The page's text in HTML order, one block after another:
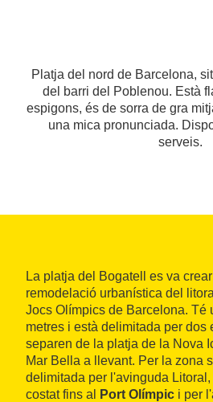
Platja del nord de Barcelona,
del barri del Poblenou. Està
espigons, és de sorra de gra
una mica pronunciada.
serveis.
La platja del Bogatell es va
remodelació urbanística del
Jocs Olímpics de Barcelona. Té
metres i està delimitada per dos
separen de la platja de la Nova
Mar Bella a llevant. Per la zona
delimitada per l'avinguda
costat fins al
Port Olímpic i per